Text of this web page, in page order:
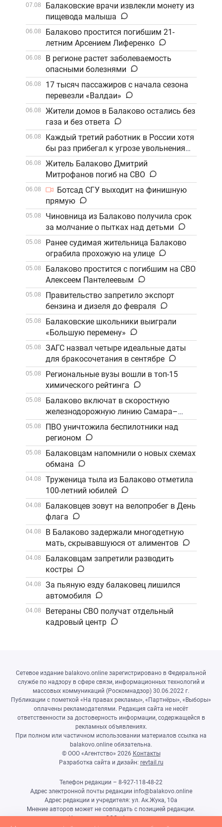
07.08
Балаковские врачи извлекли монету из
пищевода малыша
06.08
Балаково простится погибшим 21-
летним Арсением Лиференко
06.08
В регионе растет заболеваемость
опасными болезнями
06.08
17 тысяч пассажиров с начала сезона
перевезли «Валдаи»
06.08
Жители домов в Балаково остались без
газа и без ответа
06.08
Каждый третий работник в России хотя
бы раз прибегал к угрозе увольнения
06.08
Житель Балаково Дмитрий
Митрофанов погиб на СВО
06.08
Ботсад СГУ выходит на финишную
прямую
05.08
Чиновница из Балаково получила срок
за молчание о пытках над детьми
05.08
Ранее судимая жительница Балаково
ограбила прохожую на улице
05.08
Балаково простится с погибшим на СВО
Алексеем Пантелеевым
05.08
Правительство запретило экспорт
бензина и дизеля до февраля
05.08
Балаковские школьники выиграли
«Большую перемену»
05.08
ЗАГС назвал четыре идеальные даты
для бракосочетания в сентябре
05.08
Региональные вузы вошли в топ-15
химического рейтинга
05.08
Балаково включат в скоростную
железнодорожную линию Самара–
Саратов
05.08
ПВО уничтожила беспилотники над
регионом
05.08
Балаковцам напомнили о новых схемах
обмана
04.08
Труженица тыла из Балаково отметила
100-летний юбилей
04.08
Балаковцев зовут на велопробег в День
флага
04.08
В Балаково задержали многодетную
мать, скрывавшуюся от алиментов
04.08
Балаковцам запретили разводить
костры
04.08
За пьяную езду балаковец лишился
автомобиля
04.08
Ветераны СВО получат отдельный
кадровый центр
Сетевое издание balakovo.online зарегистрировано в Федеральной
службе по надзору в сфере связи, информационных технологий и
массовых коммуникаций (Роскомнадзор) 30.06.2022 г.
Публикации с пометкой «На правах рекламы», «Партнёры», «Выборы»
оплачены рекламодателями. Редакция сайта не несёт
ответственности за достоверность информации, содержащейся в
рекламных объявлениях.
При полном или частичном использовании материалов ссылка на
balakovo.online обязательна.
© ООО «Агентство» 2026 Контакты
Разработка сайта и дизайн: revtail.ru
Телефон редакции – 8-927-118-48-22
Адрес электронной почты редакции info@balakovo.online
Адрес редакции и учредителя: ул. Ак.Жука, 10а
Мнение авторов может не совпадать с позицией редакции.
Учредитель: ООО «Агентство»